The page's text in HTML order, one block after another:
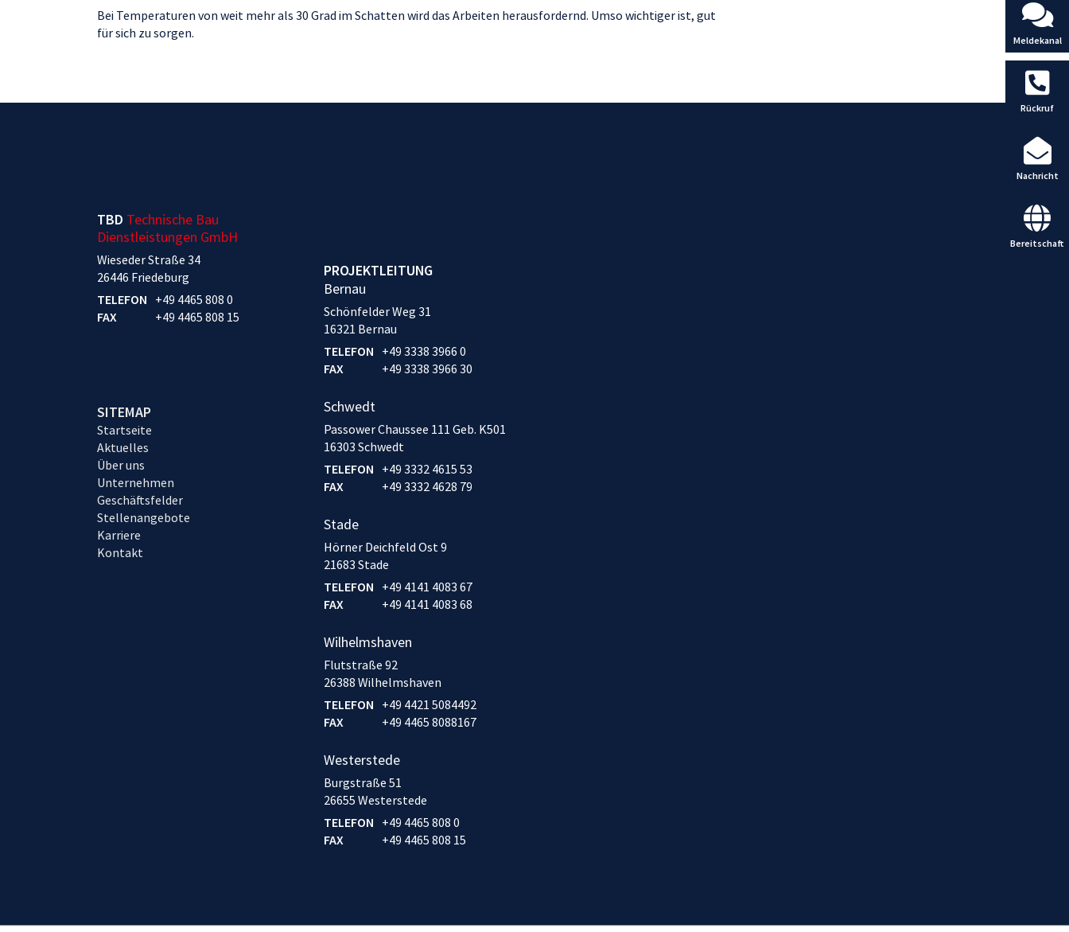
Meldekanal
Rückruf
Nachricht
Bereitschaft
Bei Temperaturen von weit mehr als 30 Grad im Schatten wird das Arbeiten herausfordernd. Umso wichtiger ist, gut
für sich zu sorgen.
TBD Technische Bau
Dienstleistungen GmbH
Wieseder Straße 34
26446 Friedeburg
TELEFON +49 4465 808 0
FAX
+49 4465 808 15
SITEMAP
Startseite
Aktuelles
Über uns
Unternehmen
Geschäftsfelder
Stellenangebote
Karriere
Kontakt
PROJEKTLEITUNG
Bernau
Schönfelder Weg 31
16321 Bernau
TELEFON +49 3338 3966 0
FAX
+49 3338 3966 30
Schwedt
Passower Chaussee 111 Geb. K501
16303 Schwedt
TELEFON +49 3332 4615 53
FAX
+49 3332 4628 79
Stade
Hörner Deichfeld Ost 9
21683 Stade
TELEFON +49 4141 4083 67
FAX
+49 4141 4083 68
Wilhelmshaven
Flutstraße 92
26388 Wilhelmshaven
TELEFON +49 4421 5084492
FAX
+49 4465 8088167
Westerstede
Burgstraße 51
26655 Westerstede
TELEFON +49 4465 808 0
FAX
+49 4465 808 15